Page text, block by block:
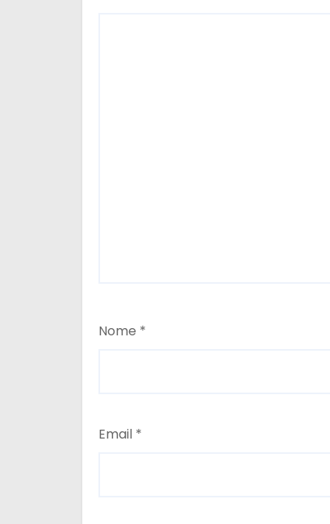
Nome *
Email *